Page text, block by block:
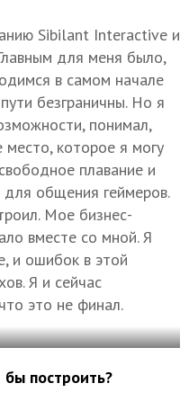
Sibilant Interactive и
для меня было,
в самом начале
безграничны. Но я
понимал,
которое я могу
плавание и
общения геймеров.
Мое бизнес-
вместе со мной. Я
и ошибок в этой
Я и сейчас
это не финал.
построить?